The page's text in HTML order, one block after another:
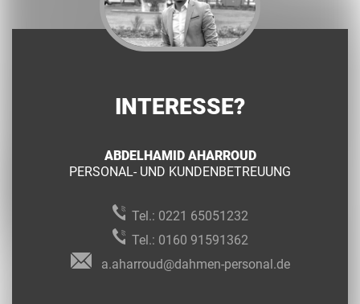
INTERESSE?
ABDELHAMID AHARROUD
PERSONAL- UND KUNDENBETREUUNG
Tel.: 0221 65051232
Tel.: 0160 91591362
a.aharroud@dahmen-personal.de